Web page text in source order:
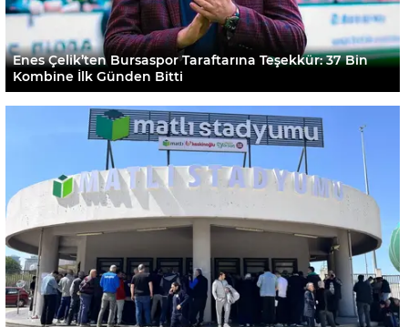
Enes Çelik’ten Bursaspor Taraftarına Teşekkür: 37 Bin
Kombine İlk Günden Bitti